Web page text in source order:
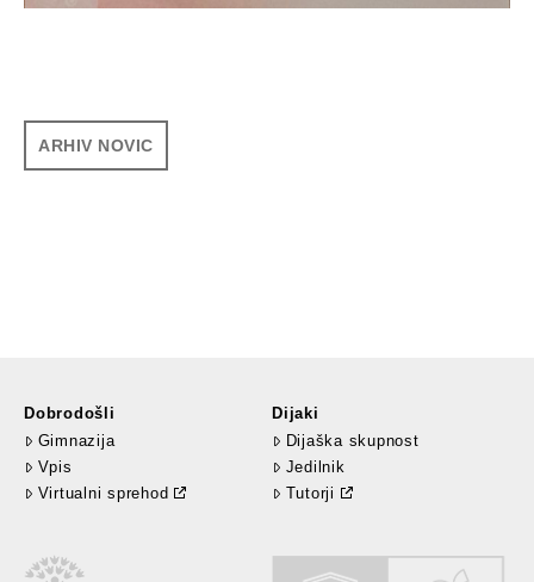
ARHIV NOVIC
Dobrodošli
Gimnazija
Vpis
Virtualni sprehod
Dijaki
Dijaška skupnost
Jedilnik
Tutorji